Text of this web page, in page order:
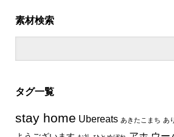
素材検索
タグ一覧
stay home Ubereats あきたこまち あ